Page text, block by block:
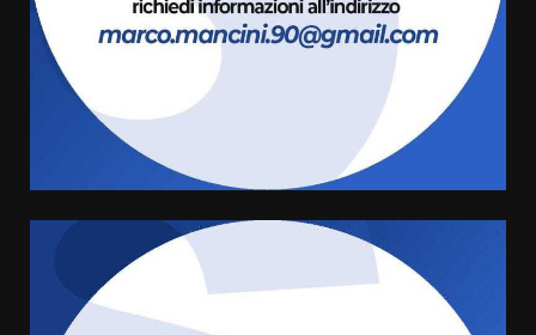
La Banda Città di Fasano apre
ufficialmente la Festa di
Savelletri
grande spettacolo con Uccio De
Santis
8 Agosto 2026 07:30